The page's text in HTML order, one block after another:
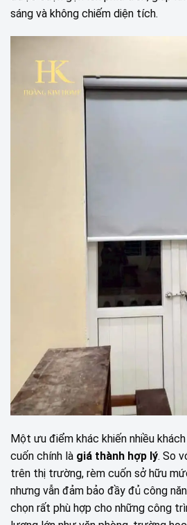
sáng và không chiếm diện tích.
Một ưu điểm khác khiến nhiều
cuốn chính là giá thành hợp lý. So
trên thị trường, rèm cuốn sở hữu
nhưng vẫn đảm bảo đầy đủ công
chọn rất phù hợp cho những công